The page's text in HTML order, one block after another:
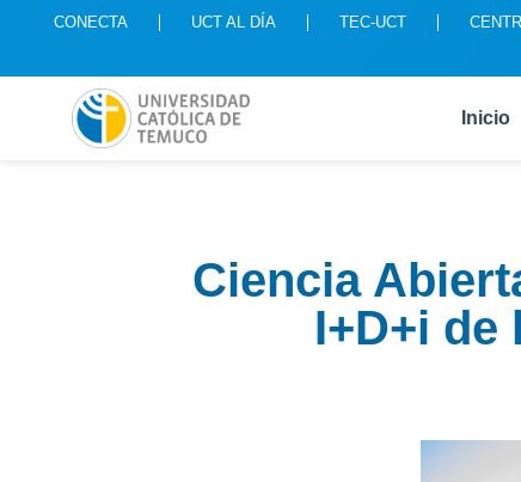
CONECTA UCT AL DÍA TEC-UCT
Inicio
Ciencia
I+D+i de